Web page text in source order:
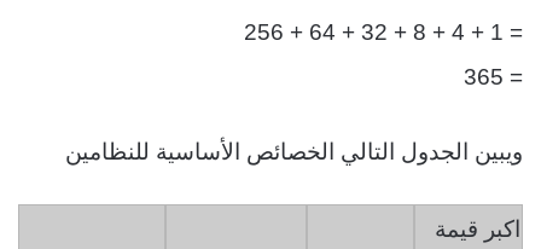
= 1 + 4 + 8 + 32 + 64 + 256
= 365
ويبين الجدول التالي الخصائص الأساسية للنظامين
اكبر قيمة